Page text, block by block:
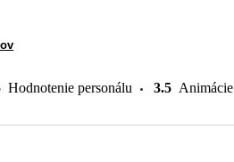
Hodnotenie personálu 3.5 Animácie